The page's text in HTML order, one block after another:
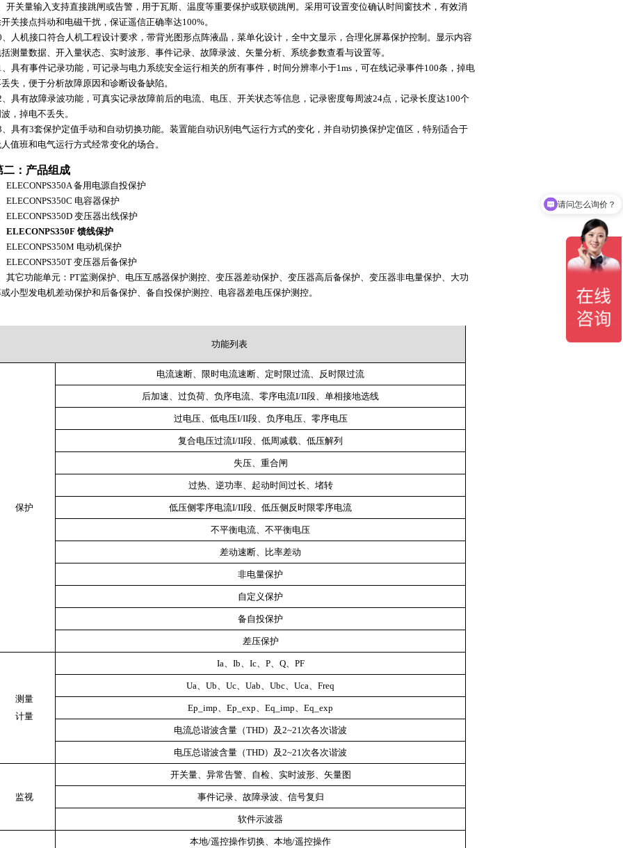
开关量输入支持直接跳闸或告警，用于瓦斯、温度等重要保护或联锁跳闸。采用可设置变位确认时间窗技术，有效消
开关接点抖动和电磁干扰，保证遥信正确率达100%。
、人机接口符合人机工程设计要求，带背光图形点阵液晶，菜单化设计，全中文显示，合理化屏幕保护控制。显示内容
测量数据、开入量状态、实时波形、事件记录、故障录波、矢量分析、系统参数查看与设置等。
、具有事件记录功能，可记录与电力系统安全运行相关的所有事件，时间分辨率小于1ms，可在线记录事件100条，掉电
失，便于分析故障原因和诊断设备缺陷。
、具有故障录波功能，可真实记录故障前后的电流、电压、开关状态等信息，记录密度每周波24点，记录长度达100个
，掉电不丢失。
、具有3套保护定值手动和自动切换功能。装置能自动识别电气运行方式的变化，并自动切换保护定值区，特别适合于
值班和电气运行方式经常变化的场合。
二：产品组成
ELECONPS350A 备用电源自投保护
ELECONPS350C 电容器保护
ELECONPS350D 变压器出线保护
ELECONPS350F 馈线保护
ELECONPS350M 电动机保护
ELECONPS350T 变压器后备保护
其它功能单元：PT监测保护、电压互感器保护测控、变压器差动保护、变压器高后备保护、变压器非电量保护、大功
小型发电机差动保护和后备保护、备自投保护测控、电容器差电压保护测控。
功能列表
保护
电流速断、限时电流速断、定时限过流、反时限过流
后加速、过负荷、负序电流、零序电流I/II段、单相接地选线
过电压、低电压I/II段、负序电压、零序电压
复合电压过流I/II段、低周减载、低压解列
失压、重合闸
过热、逆功率、起动时间过长、堵转
低压侧零序电流I/II段、低压侧反时限零序电流
不平衡电流、不平衡电压
差动速断、比率差动
非电量保护
自定义保护
备自投保护
差压保护
测量
计量
Ia、Ib、Ic、P、Q、PF
Ua、Ub、Uc、Uab、Ubc、Uca、Freq
Ep_imp、Ep_exp、Eq_imp、Eq_exp
电流总谐波含量（THD）及2~21次各次谐波
电压总谐波含量（THD）及2~21次各次谐波
监视
开关量、异常告警、自检、实时波形、矢量图
事件记录、故障录波、信号复归
软件示波器
本地/遥控操作切换、本地/遥控操作
请问怎么询价？